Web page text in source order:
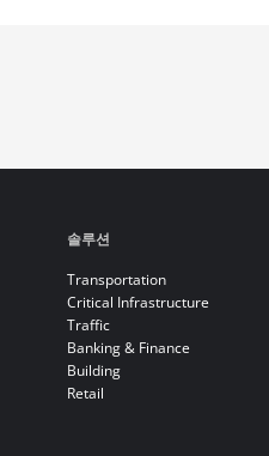
솔루션
Transportation
Critical Infrastructure
Traffic
Banking & Finance
Building
Retail